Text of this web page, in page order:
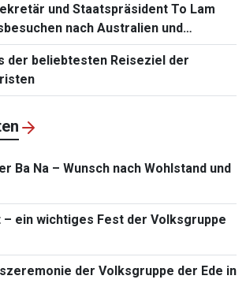
und Staatspräsident To Lam
nach Australien und
der beliebtesten Reiseziel der
Ba Na – Wunsch nach Wohlstand und
ein wichtiges Fest der Volksgruppe
der Volksgruppe der Ede in